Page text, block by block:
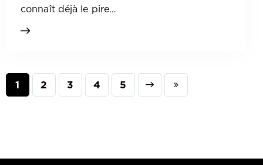
connaît déjà le pire…
1 2 3 4 5
Next Last